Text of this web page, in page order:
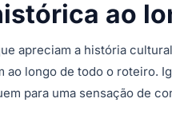
ao
apreciam a história
longo de todo o roteiro.
para uma sensação de